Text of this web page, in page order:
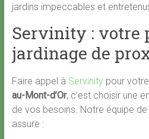
jardins impeccables et
Servinity : votre
jardinage de
Faire appel à Servinitypour votre
au-Mont-d’Or, c’est choisir une
de vos besoins. Notre équipe
assure :